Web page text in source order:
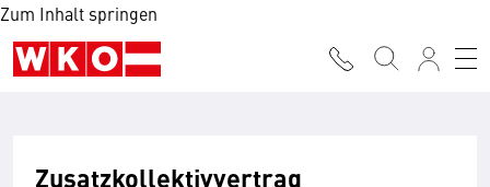
Zum Inhalt springen
Zusatzkollektivvertrag